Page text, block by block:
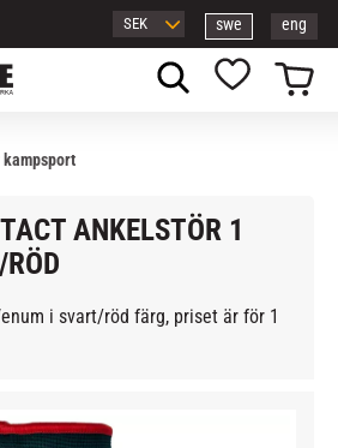
swe eng
Favoriter
Kundvagn
ANKELSTÖR 1
i svart/röd färg, priset är för 1